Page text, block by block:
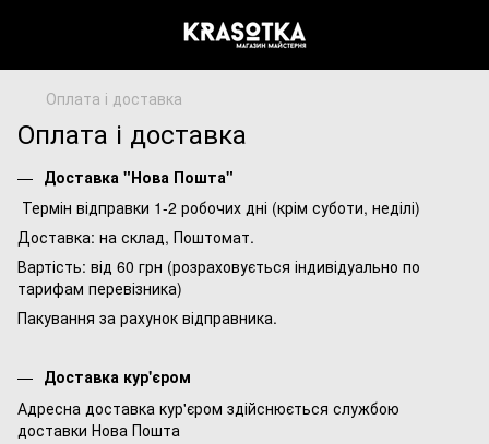
Оплата і доставка
Оплата і доставка
Доставка "Нова Пошта"
Термін відправки 1-2 робочих дні (крім суботи, неділі)
Доставка: на склад, Поштомат.
Вартість: від 60 грн (розраховується індивідуально по
тарифам перевізника)
Пакування за рахунок відправника.
Доставка кур'єром
Адресна доставка кур'єром здійснюється службою
доставки Нова Пошта